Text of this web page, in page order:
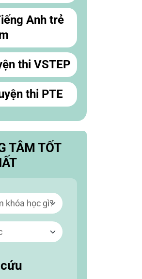
Anh trẻ
thi VSTEP
thi PTE
TÂM TỐT